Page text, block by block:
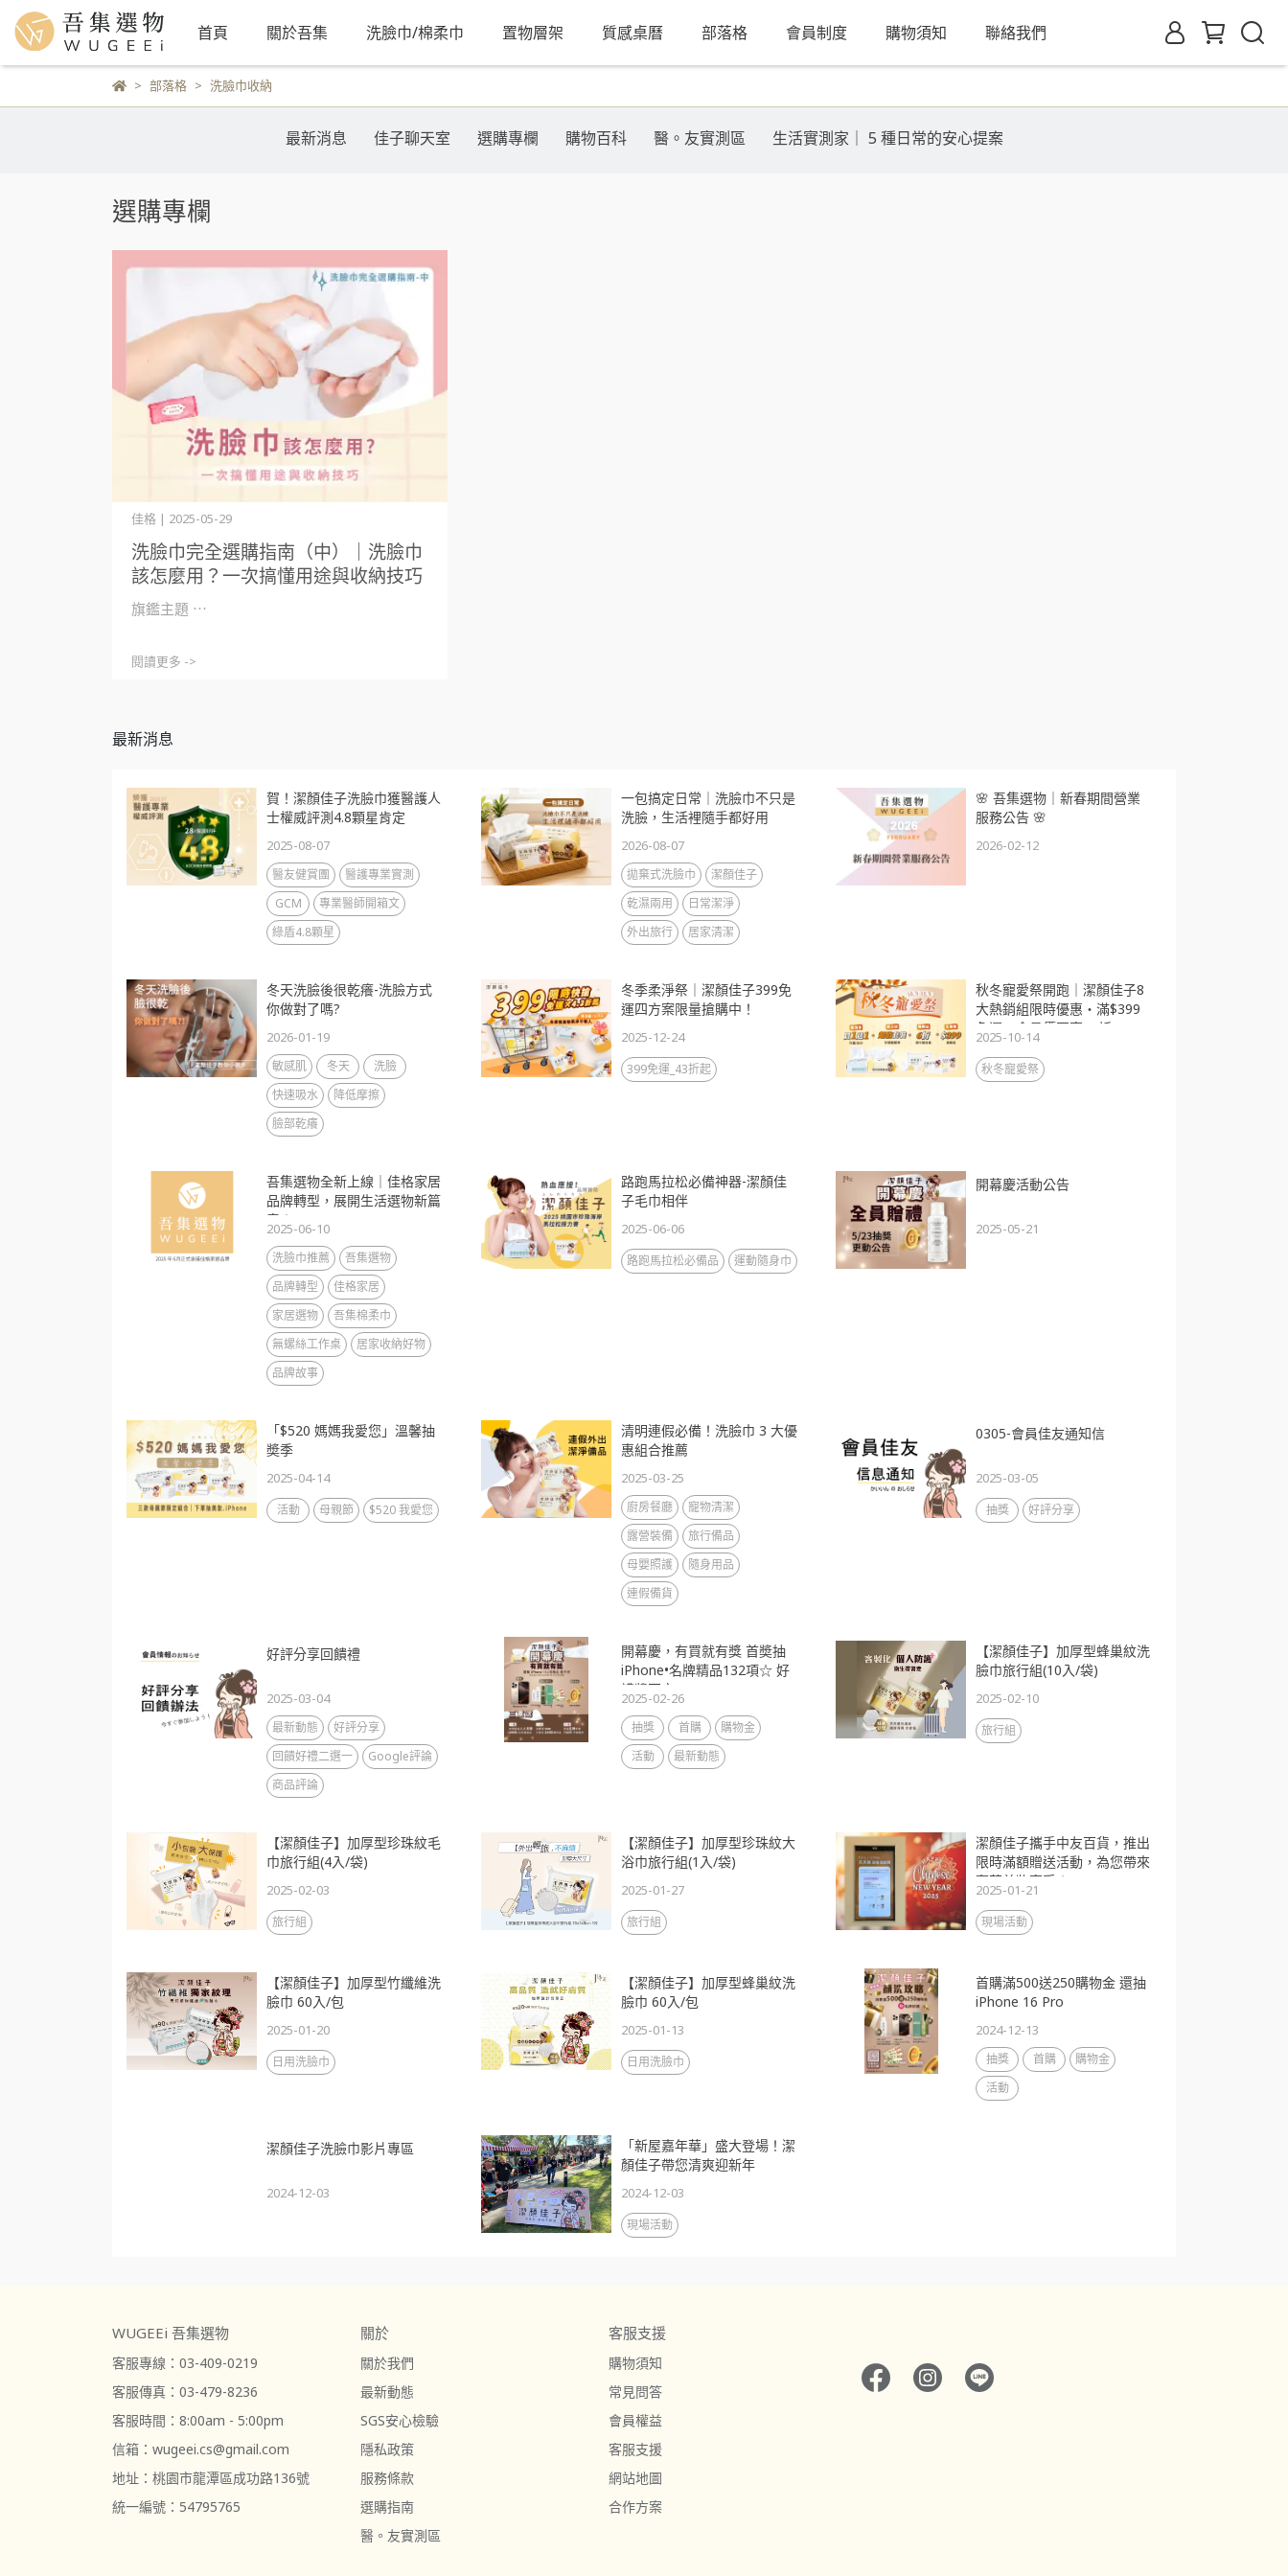
首頁 關於吾集 洗臉巾/棉柔巾 置物層架 質感桌曆 部落格 會員制度 購物須知 聯絡我們
部落格 洗臉巾收納
最新消息 佳子聊天室 選購專欄 購物百科 醫。友實測區 生活實測家｜ 5 種日常的安心提案
選購專欄
洗臉巾完全選購指南（中）｜洗臉巾
該怎麼用？一次搞懂用途與收納技巧
佳格 | 2025-05-29
旗鑑主題 ⋯
閱讀更多 ->
最新消息
賀！潔顏佳子洗臉巾獲醫護人
士權威評測4.8顆星肯定
2025-08-07
醫友健賞團
醫護專業實測
GCM
專業醫師開箱文
綠盾4.8顆星
一包搞定日常｜洗臉巾不只是
洗臉，生活裡隨手都好用
2026-08-07
拋棄式洗臉巾
潔顏佳子
乾濕兩用
日常潔淨
外出旅行
居家清潔
🌸 吾集選物｜新春期間營業
服務公告 🌸
2026-02-12
冬天洗臉後很乾癢-洗臉方式
你做對了嗎?
2026-01-19
敏感肌 冬天
洗臉
快速吸水
降低摩擦
臉部乾癢
冬季柔淨祭｜潔顏佳子399免
運四方案限量搶購中！
2025-12-24
399免運_43折起
秋冬寵愛祭開跑｜潔顏佳子8
大熱銷組限時優惠・滿$399
免運・會員價再享88折
2025-10-14
秋冬寵愛祭
吾集選物全新上線｜佳格家居
品牌轉型，展開生活選物新篇
章！
2025-06-10
洗臉巾推薦
吾集選物
品牌轉型
佳格家居
家居選物
吾集棉柔巾
無螺絲工作桌
居家收納好物
品牌故事
路跑馬拉松必備神器-潔顏佳
子毛巾相伴
2025-06-06
路跑馬拉松必備品 運動隨身巾
開幕慶活動公告
2025-05-21
「$520 媽媽我愛您」溫馨抽
奬季
2025-04-14
活動 母親節 $520 我愛您
清明連假必備！洗臉巾 3 大優
惠組合推薦
2025-03-25
廚房餐廳
寵物清潔
露營裝備
旅行備品
母嬰照護
隨身用品
連假備貨
0305-會員佳友通知信
2025-03-05
抽獎 好評分享
好評分享回饋禮
2025-03-04
最新動態
好評分享
回饋好禮二選一
Google評論
商品評論
開幕慶，有買就有獎 首奬抽
iPhone•名牌精品132項☆ 好
禮奬不完
2025-02-26
抽獎 首購
購物金
活動
最新動態
【潔顏佳子】加厚型蜂巢紋洗
臉巾旅行組(10入/袋)
2025-02-10
旅行組
【潔顏佳子】加厚型珍珠紋毛
巾旅行組(4入/袋)
2025-02-03
旅行組
【潔顏佳子】加厚型珍珠紋大
浴巾旅行組(1入/袋)
2025-01-27
旅行組
潔顏佳子攜手中友百貨，推出
限時滿額贈送活動，為您帶來
奢華美妝享受！
2025-01-21
現場活動
【潔顏佳子】加厚型竹纖維洗
臉巾 60入/包
2025-01-20
日用洗臉巾
【潔顏佳子】加厚型蜂巢紋洗
臉巾 60入/包
2025-01-13
日用洗臉巾
首購滿500送250購物金 還抽
iPhone 16 Pro
2024-12-13
抽獎 首購
購物金
活動
潔顏佳子洗臉巾影片專區
2024-12-03
「新屋嘉年華」盛大登場！潔
顏佳子帶您清爽迎新年
2024-12-03
現場活動
WUGEEi 吾集選物
客服專線：03-409-0219
客服傳真：03-479-8236
客服時間：8:00am - 5:00pm
信箱：wugeei.cs@gmail.com
地址：桃園市龍潭區成功路136號
統一編號：54795765
關於
關於我們
最新動態
SGS安心檢驗
隱私政策
服務條款
選購指南
醫。友實測區
客服支援
購物須知
常見問答
會員權益
客服支援
網站地圖
合作方案